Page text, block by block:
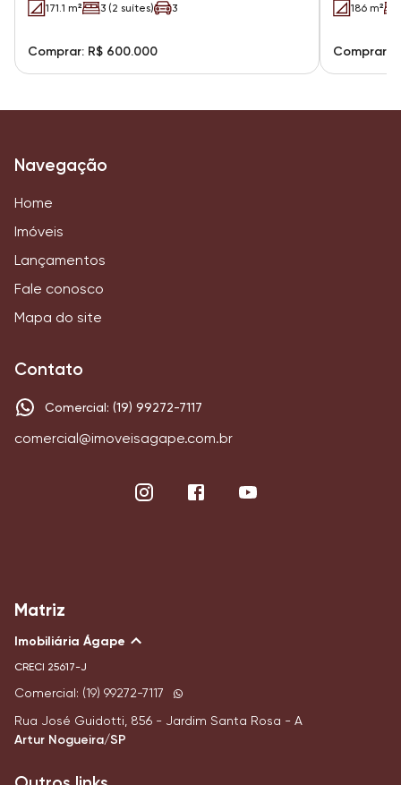
171.1 m² 3 (2 suítes) 3
Comprar: R$ 600.000
186 m²
Comprar:
Navegação
Home
Imóveis
Lançamentos
Fale conosco
Mapa do site
Contato
Comercial: (19) 99272-7117
comercial@imoveisagape.com.br
Matriz
Imobiliária Ágape
CRECI 25617-J
Comercial: (19) 99272-7117
Rua José Guidotti, 856 - Jardim Santa Rosa - A
Artur Nogueira/SP